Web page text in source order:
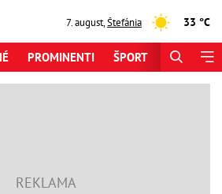
7. august,Štefánia 33 °C
PROMINENTI ŠPORT